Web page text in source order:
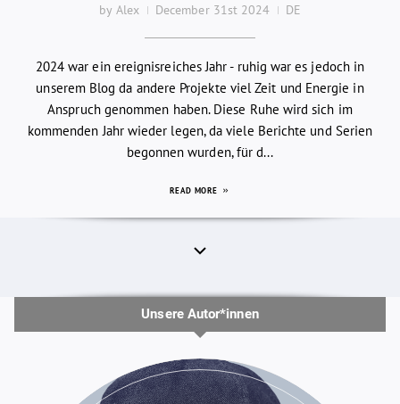
by Alex December 31st 2024 DE
2024 war ein ereignisreiches Jahr - ruhig war es jedoch in
unserem Blog da andere Projekte viel Zeit und Energie in
Anspruch genommen haben. Diese Ruhe wird sich im
kommenden Jahr wieder legen, da viele Berichte und Serien
begonnen wurden, für d...
READ MORE
Unsere Autor*innen